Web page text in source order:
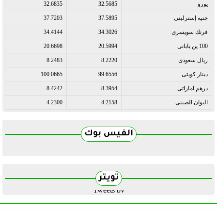
يورو 32.5685
32.6835
جنيه إسترلينى 37.5895
37.7203
فرنك سويسرى 34.3026
34.4144
100 ين يابانى 20.5994
20.6698
ريال سعودى 8.2220
8.2483
دينار كويتى 99.6556
100.0665
درهم اماراتى 8.3954
8.4242
اليوان الصينى 4.2158
4.2300
الفيس بوك
تويتر
Tweets by